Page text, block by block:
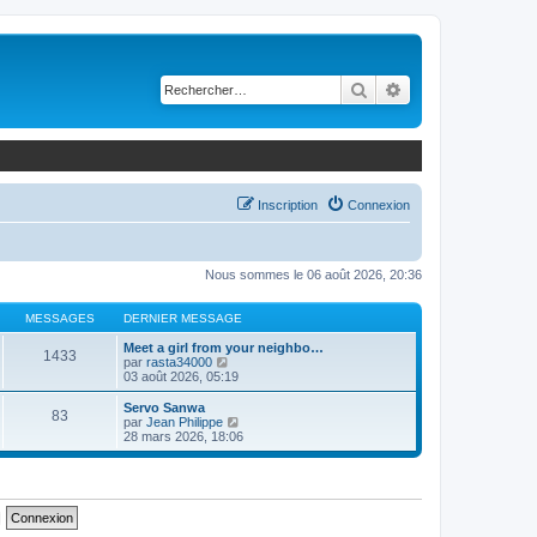
Rechercher
Connexion
Inscription
Nous sommes le 06 août 2026, 20:36
MESSAGES DERNIER MESSAGE
1433
Meet a girl from your neighbo…
par rasta34000
o
n
u
l
e
e
03 août 2026, 05:19
83
Servo Sanwa
par Jean Philippe
o
n
28 mars 2026, 18:06